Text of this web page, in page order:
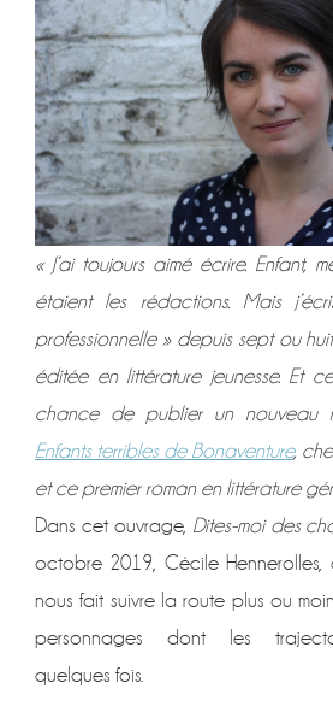
« J’ai toujours aimé écrire. Enfant,
étaient les rédactions. Mais
professionnelle » depuis sept ou
éditée en littérature jeunesse. Et
chance de publier un nouveau
Enfants terribles de Bonaventure,
et ce premier roman en littérature
Dans cet ouvrage, Dites-moi des
octobre 2019, Cécile Hennerolles,
nous fait suivre la route plus ou
personnages dont les
quelques fois.